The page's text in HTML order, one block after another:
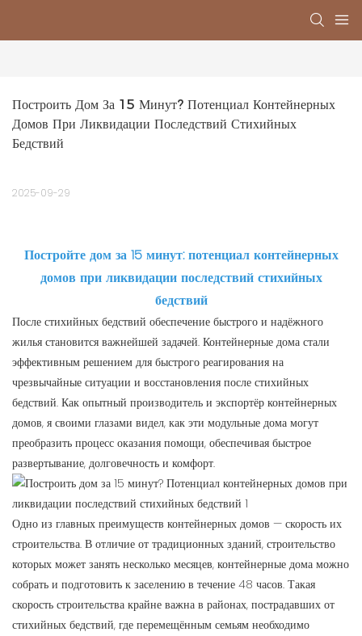
Построить Дом За 15 Минут? Потенциал Контейнерных
Домов При Ликвидации Последствий Стихийных
Бедствий
2025-09-29
Постройте дом за 15 минут: потенциал контейнерных
домов при ликвидации последствий стихийных
бедствий
После стихийных бедствий обеспечение быстрого и надёжного
жилья становится важнейшей задачей. Контейнерные дома стали
эффективным решением для быстрого реагирования на
чрезвычайные ситуации и восстановления после стихийных
бедствий. Как опытный производитель и экспортёр контейнерных
домов, я своими глазами видел, как эти модульные дома могут
преобразить процесс оказания помощи, обеспечивая быстрое
развертывание, долговечность и комфорт.
Одно из главных преимуществ контейнерных домов — скорость их
строительства. В отличие от традиционных зданий, строительство
которых может занять несколько месяцев, контейнерные дома можно
собрать и подготовить к заселению в течение 48 часов. Такая
скорость строительства крайне важна в районах, пострадавших от
стихийных бедствий, где перемещённым семьям необходимо